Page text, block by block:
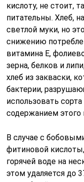
кислоту, не стоит,
питательны. Хлеб,
светлой муки, но
снижению
витамина Е,
зерна, белков и
хлеб из закваски,
бактерии,
использовать
содержанием этого
В случае с
фитиновой
горячей воде на
этом удаляется до